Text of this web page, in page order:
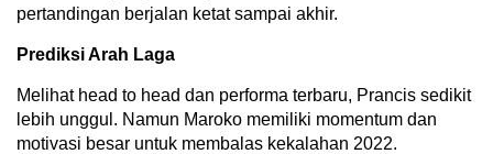
pertandingan berjalan ketat sampai akhir.
Prediksi Arah Laga
Melihat head to head dan performa terbaru, Prancis sedikit
lebih unggul. Namun Maroko memiliki momentum dan
motivasi besar untuk membalas kekalahan 2022.